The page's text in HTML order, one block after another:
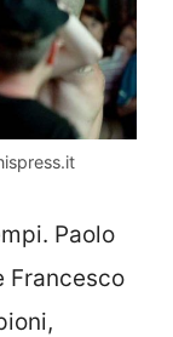
Paolo
Francesco